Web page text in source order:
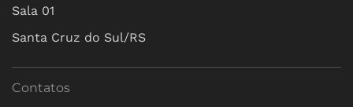
Sala 01
Santa Cruz do Sul/RS
Contatos